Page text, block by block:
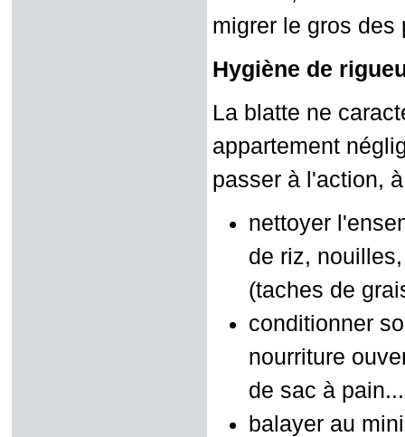
migrer le gros
Hygiène de
La blatte ne
appartement
passer à l'action,
nettoyer
de riz,
(taches de
conditionner
nourriture
de sac à pain...
balayer au